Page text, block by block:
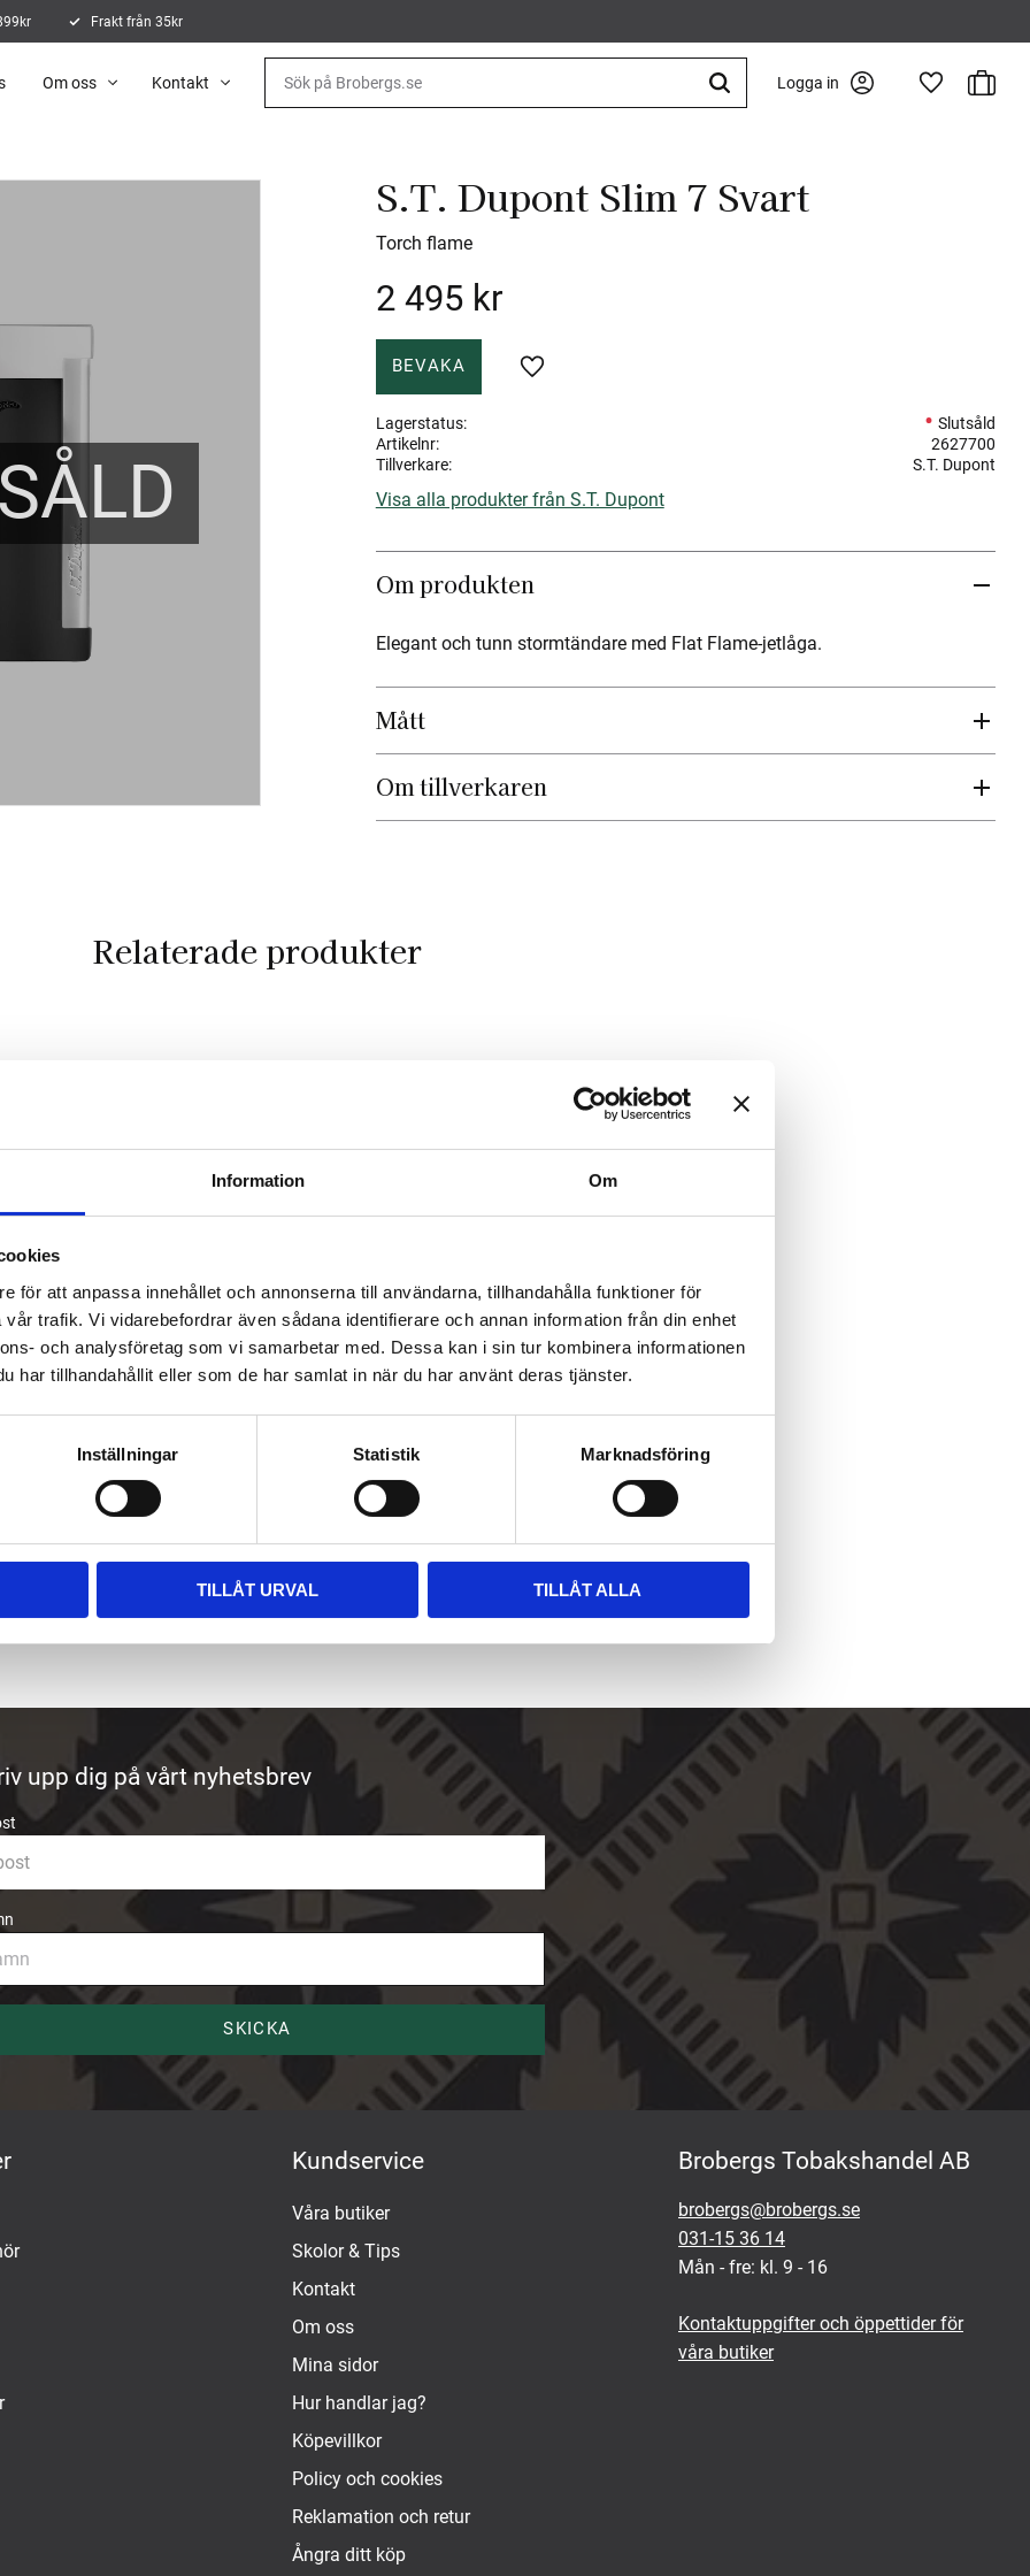
Information Om
för att anpassa innehållet och annonserna till användarna, tillhandahålla funktioner för
trafik. Vi vidarebefordrar även sådana identifierare och annan information från din enhet
och analysföretag som vi samarbetar med. Dessa kan i sin tur kombinera informationen
har tillhandahållit eller som de har samlat in när du har använt deras tjänster.
Inställningar Statistik Marknadsföring
TILLÅT URVAL TILLÅT ALLA
Frakt från 35kr
Logga in Favoriter
Om oss Kontakt
S.T. Dupont Slim 7 Svart
Torch flame
2 495kr
Lägg till i favoriter
BEVAKA
Lagerstatus
Slutsåld
Artikelnr
2627700
Tillverkare
S.T. Dupont
Visa alla produkter från S.T. Dupont
Om produkten
Elegant och tunn stormtändare med Flat Flame-jetlåga.
Mått
Om tillverkaren
Relaterade produkter
upp dig på vårt nyhetsbrev
SKICKA
Kundservice
Våra butiker
Skolor & Tips
Kontakt
Om oss
Mina sidor
Hur handlar jag?
Köpevillkor
Policy och cookies
Reklamation och retur
Ångra ditt köp
Brobergs Tobakshandel AB
brobergs@brobergs.se
031-15 36 14
Mån - fre: kl. 9 - 16
Kontaktuppgifter och öppettider för
våra butiker